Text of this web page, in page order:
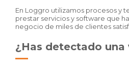
En Loggro utilizamos procesos y
prestar servicios y software que
negocio de miles de clientes
¿Has detectado una